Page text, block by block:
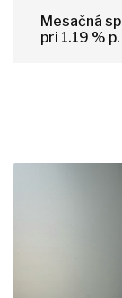
Mesačná
pri 1.19 % p.